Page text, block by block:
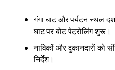
गंगा घाट और पर्यटन स्थल
घाट पर बोट पेट्रोलिंग शुरू।
नाविकों और दुकानदारों को
निर्देश।